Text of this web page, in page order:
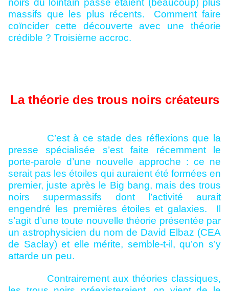
noirs du lointain passé étaient (beaucoup) plus
massifs que les plus récents.
Comment faire
coïncider cette découverte avec une théorie
crédible ? Troisième accroc.
La théorie des trous noirs créateurs
C’est à ce stade des réflexions que la
presse spécialisée s’est faite récemment le
porte-parole d’une nouvelle approche : ce ne
serait pas les étoiles qui auraient été formées en
premier, juste après le Big bang, mais des trous
noirs supermassifs dont l’activité aurait
engendré les premières étoiles et galaxies.
Il
s’agit d’une toute nouvelle théorie présentée par
un astrophysicien du nom de David Elbaz (CEA
de Saclay) et elle mérite, semble-t-il, qu’on s’y
attarde un peu.
Contrairement aux théories classiques,